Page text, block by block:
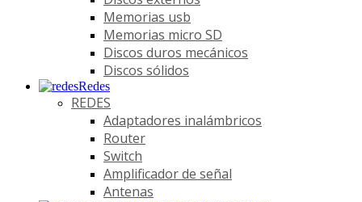
Memorias usb
Memorias micro SD
Discos duros mecánicos
Discos sólidos
Redes
REDES
Adaptadores inalámbricos
Router
Switch
Amplificador de señal
Antenas